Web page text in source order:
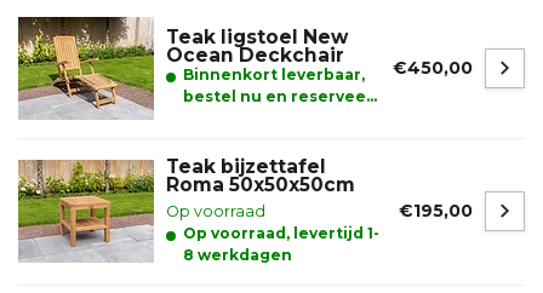
Teak ligstoel New
Ocean Deckchair
Binnenkort leverbaar,
bestel nu en reserveer
€450,00
Teak bijzettafel
Roma 50x50x50cm
Op voorraad
Op voorraad, levertijd 1-
8 werkdagen
€195,00